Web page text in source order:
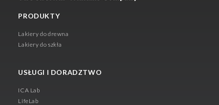
PRODUKTY
Lakiery do drewna
Lakiery do szkła
USŁUGI I DORADZTWO
ICA Lab
LifeLab